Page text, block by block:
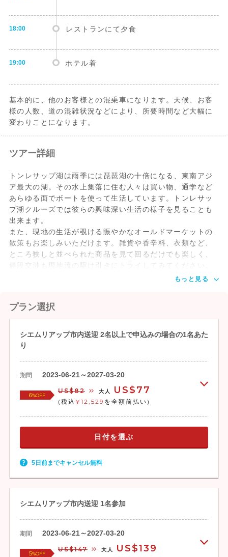
18:00 レストランにて夕食
19:00 ホテル着
基本的に、他のお客様との混乗車になります。天候、お客
様の人数、道の混雑状況などにより、所要時間など大幅に
変わりことになります。
ツアー詳細
トンレサップ湖は雨季には琵琶湖の十倍になる、東南アジ
ア最大の湖。その水上集落に住む人々は買い物、通学など
あらゆる面でボートを使って生活しています。トンレサッ
プ湖クルーズでは彼らの興味深い生活の様子を見ることも
出来ます。
また、現地の生活が覗ける賑やかなオールドマーケットの
散策もお楽しみいただけます。雑貨や香辛料、衣類など、
ところ狭しと並べられた商品を見て回るだけでも楽しく、
値段交渉も現地流の駆け引きにトライしてみてください。
もっと見る
プラン選択
シエムリアップ市内送迎 2名以上で申込みの場合の1名あた
り
期間 2023-06-21～2027-03-20
6%OFF
US$82 大人 US$77
(税込 ¥12,529 を全額前払い)
日付を選ぶ
5日前までキャンセル無料
シエムリアップ市内送迎 1名参加
期間 2023-06-21～2027-03-20
5%OFF
US$147 大人 US$139